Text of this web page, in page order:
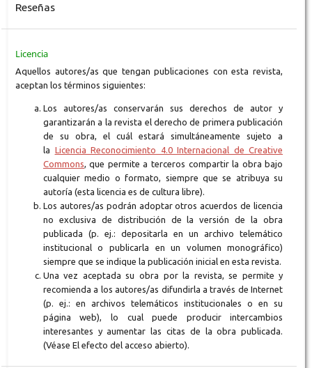
Reseñas
Licencia
Aquellos autores/as que tengan publicaciones con esta revista,
aceptan los términos siguientes:
Los autores/as conservarán sus derechos de autor y
garantizarán a la revista el derecho de primera publicación
de su obra, el cuál estará simultáneamente sujeto a
la Licencia Reconocimiento 4.0 Internacional de Creative
Commons , que permite a terceros compartir la obra bajo
cualquier medio o formato, siempre que se atribuya su
autoría (esta licencia es de cultura libre).
Los autores/as podrán adoptar otros acuerdos de licencia
no exclusiva de distribución de la versión de la obra
publicada (p. ej.: depositarla en un archivo telemático
institucional o publicarla en un volumen monográfico)
siempre que se indique la publicación inicial en esta revista.
Una vez aceptada su obra por la revista, se permite y
recomienda a los autores/as difundirla a través de Internet
(p. ej.: en archivos telemáticos institucionales o en su
página web), lo cual puede producir intercambios
interesantes y aumentar las citas de la obra publicada.
(Véase El efecto del acceso abierto).